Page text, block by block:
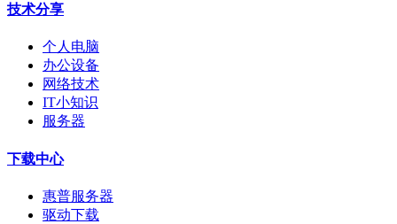
技术分享
个人电脑
办公设备
网络技术
IT小知识
服务器
下载中心
惠普服务器
驱动下载